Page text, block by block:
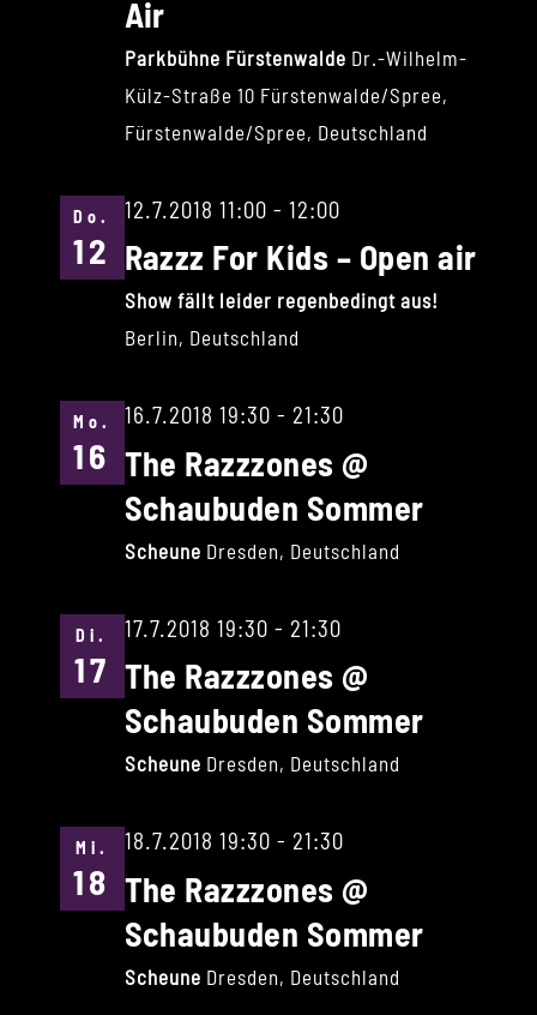
Air
Parkbühne Fürstenwalde Dr.-Wilhelm-
Külz-Straße 10 Fürstenwalde/Spree,
Fürstenwalde/Spree, Deutschland
Do.
12
12.7.2018 11:00 - 12:00
Razzz For Kids – Open air
Show fällt leider regenbedingt aus!
Berlin, Deutschland
Mo.
16
16.7.2018 19:30 - 21:30
The Razzzones @
Schaubuden Sommer
Scheune Dresden, Deutschland
Di.
17
17.7.2018 19:30 - 21:30
The Razzzones @
Schaubuden Sommer
Scheune Dresden, Deutschland
Mi.
18
18.7.2018 19:30 - 21:30
The Razzzones @
Schaubuden Sommer
Scheune Dresden, Deutschland